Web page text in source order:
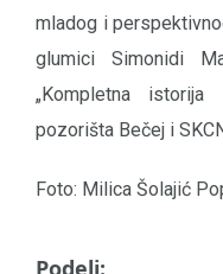
mladog i
glumici Simonidi
„Kompletna istorija
pozorišta Bečej i
Foto: Milica Šolajić
Podeli: